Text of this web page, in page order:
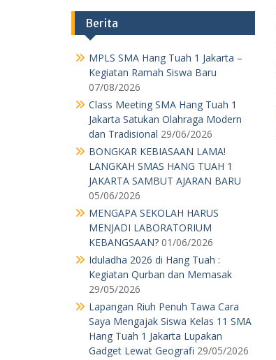
Berita
MPLS SMA Hang Tuah 1 Jakarta –
Kegiatan Ramah Siswa Baru
07/08/2026
Class Meeting SMA Hang Tuah 1
Jakarta Satukan Olahraga Modern
dan Tradisional 29/06/2026
BONGKAR KEBIASAAN LAMA!
LANGKAH SMAS HANG TUAH 1
JAKARTA SAMBUT AJARAN BARU
05/06/2026
MENGAPA SEKOLAH HARUS
MENJADI LABORATORIUM
KEBANGSAAN? 01/06/2026
Iduladha 2026 di Hang Tuah :
Kegiatan Qurban dan Memasak
29/05/2026
Lapangan Riuh Penuh Tawa Cara
Saya Mengajak Siswa Kelas 11 SMA
Hang Tuah 1 Jakarta Lupakan
Gadget Lewat Geografi 29/05/2026